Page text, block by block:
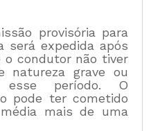
provisória para
será expedida após
o condutor não tiver
natureza grave ou
esse período. O
pode ter cometido
mais de uma